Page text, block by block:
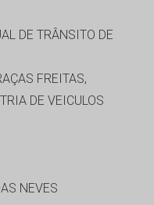
DE TRÂNSITO DE
FREITAS,
DE VEICULOS
NEVES